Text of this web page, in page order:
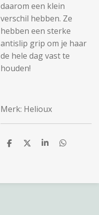
daarom een ​​klein
verschil hebben. Ze
hebben een sterke
antislip grip om je haar
de hele dag vast te
houden!
Merk: Helioux
D
D
S
D